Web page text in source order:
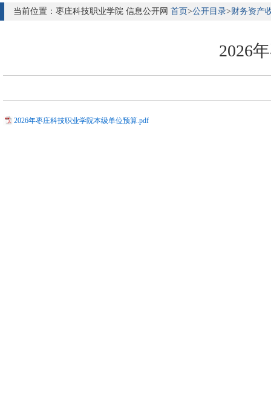
当前位置：枣庄科技职业学院 信息公开网 首页>公开目录>财务资产
2026
2026年枣庄科技职业学院本级单位预算.pdf